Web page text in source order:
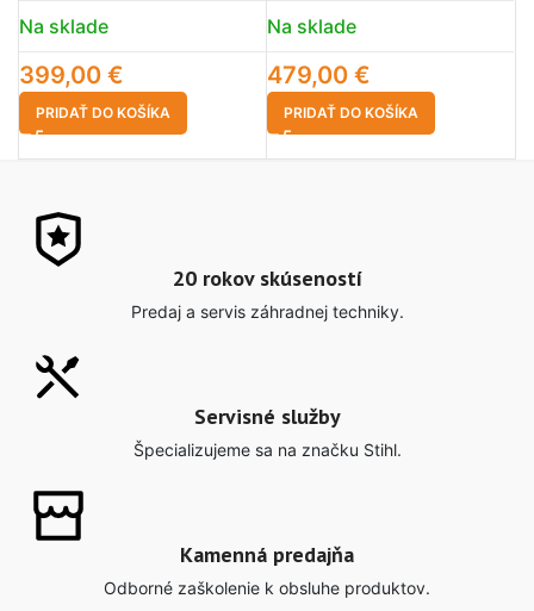
Na sklade
399,00 €
PRIDAŤ DO KOŠÍKA
Na sklade
479,00 €
PRIDAŤ DO KOŠÍKA
20 rokov skúseností
Predaj a servis záhradnej techniky.
Servisné služby
Špecializujeme sa na značku Stihl.
Kamenná predajňa
Odborné zaškolenie k obsluhe produktov.